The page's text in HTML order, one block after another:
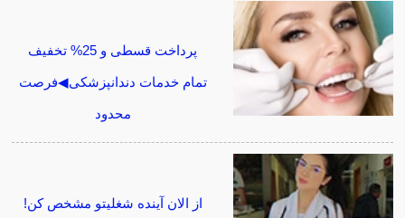
پرداخت قسطی و 25% تخفیف
تمام خدمات دندانپزشکی◀فرصت
محدود
از الان آینده شغلیتو مشخص کن!